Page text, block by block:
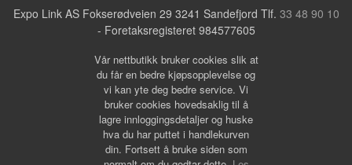
Expo Link AS Fokserødveien 29 3241 Sandefjord Tlf. 33 48 90 10
- Foretaksregisteret 984577605
Vår nettbutikk bruker cookies slik at
du får en bedre kjøpsopplevelse og
vi kan yte deg bedre service. Vi
bruker cookies hovedsaklig til å
lagre innloggingsdetaljer og huske
hva du har puttet i handlekurven
din. Fortsett å bruke siden som